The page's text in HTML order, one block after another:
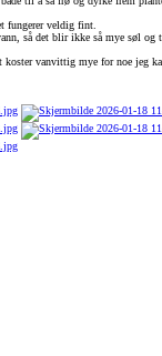
fungerer veldig fint.
så det blir ikke så mye søl og
koster vanvittig mye for noe jeg